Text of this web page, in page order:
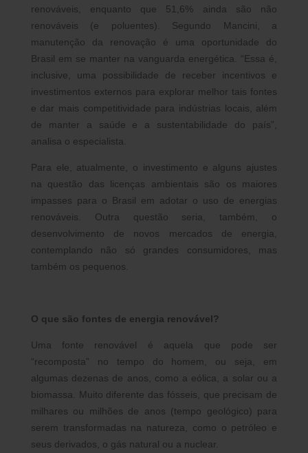
renováveis, enquanto que 51,6% ainda são não
renováveis (e poluentes). Segundo Mancini, a
manutenção da renovação é uma oportunidade do
Brasil em se manter na vanguarda energética. “Essa é,
inclusive, uma possibilidade de receber incentivos e
investimentos externos para explorar melhor tais fontes
e dar mais competitividade para indústrias locais, além
de manter a saúde e a sustentabilidade do país”,
analisa o especialista.
Para ele, atualmente, o investimento e alguns ajustes
na questão das licenças ambientais são os maiores
impasses para o Brasil em adotar o uso de energias
renováveis. Outra questão seria, também, o
desenvolvimento de novos mercados de energia,
contemplando não só grandes consumidores, mas
também os pequenos.
O que são fontes de energia renovável?
Uma fonte renovável é aquela que pode ser
“recomposta” no tempo do homem, ou seja, em
algumas dezenas de anos, como a eólica, a solar ou a
biomassa. Muito diferente das fósseis, que precisam de
milhares ou milhões de anos (tempo geológico) para
serem transformadas na natureza, como o petróleo e
seus derivados, o gás natural ou a nuclear.